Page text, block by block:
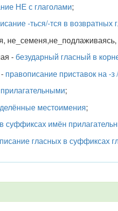
НЕ с глаголами;
-ться/-тся в возвратных
- безударный гласный в
правописание приставок на -з
;
местоимения;
суффиксах имён
гласных в суффиксах